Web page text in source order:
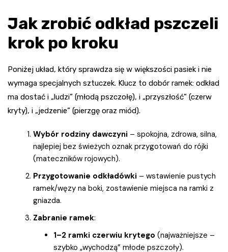
Jak zrobić odkład pszczeli
krok po kroku
Poniżej układ, który sprawdza się w większości pasiek i nie
wymaga specjalnych sztuczek. Klucz to dobór ramek: odkład
ma dostać i „ludzi” (młodą pszczołę), i „przyszłość” (czerw
kryty), i „jedzenie” (pierzgę oraz miód).
Wybór rodziny dawczyni – spokojna, zdrowa, silna,
najlepiej bez świeżych oznak przygotowań do rójki
(mateczników rojowych).
Przygotowanie odkładówki – wstawienie pustych
ramek/węzy na boki, zostawienie miejsca na ramki z
gniazda.
Zabranie ramek:
1–2 ramki czerwiu krytego (najważniejsze –
szybko „wychodzą” młode pszczoły).